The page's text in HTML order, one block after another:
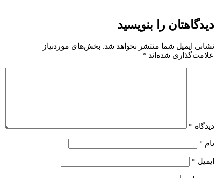
دیدگاهتان را بنویسید
نشانی ایمیل شما منتشر نخواهد شد. بخش‌های موردنیاز
علامت‌گذاری شده‌اند *
دیدگاه *
نام *
ایمیل *